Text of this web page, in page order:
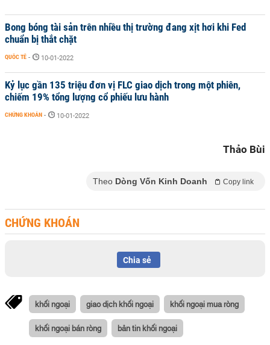
Bong bóng tài sản trên nhiều thị trường đang xịt hơi khi Fed
chuẩn bị thắt chặt
QUỐC TẾ - 10-01-2022
Kỷ lục gần 135 triệu đơn vị FLC giao dịch trong một phiên,
chiếm 19% tổng lượng cổ phiếu lưu hành
CHỨNG KHOÁN - 10-01-2022
Thảo Bùi
Theo Dòng Vốn Kinh Doanh Copy link
CHỨNG KHOÁN
Chia sẻ
khối ngoại giao dịch khối ngoại khối ngoại mua ròng
khối ngoại bán ròng bản tin khối ngoại